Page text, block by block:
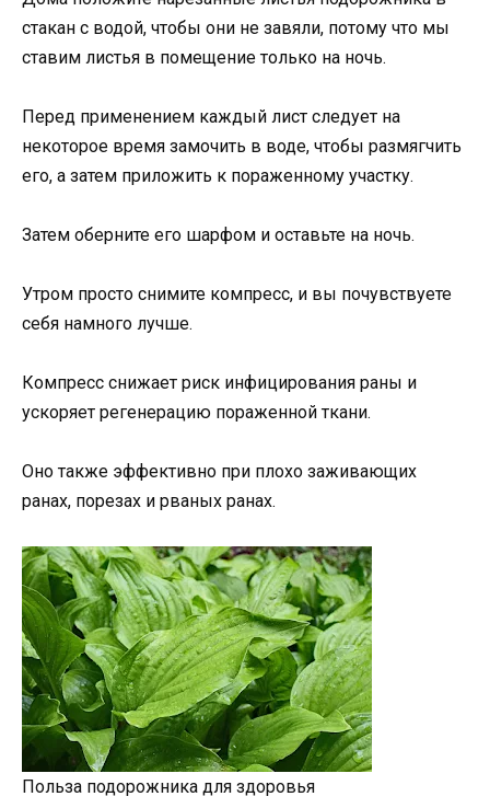
стакан с водой, чтобы они не завяли, потому что мы
ставим листья в помещение только на ночь.
Перед применением каждый лист следует на
некоторое время замочить в воде, чтобы размягчить
его, а затем приложить к пораженному участку.
Затем оберните его шарфом и оставьте на ночь.
Утром просто снимите компресс, и вы почувствуете
себя намного лучше.
Компресс снижает риск инфицирования раны и
ускоряет регенерацию пораженной ткани.
Оно также эффективно при плохо заживающих
ранах, порезах и рваных ранах.
Польза подорожника для здоровья